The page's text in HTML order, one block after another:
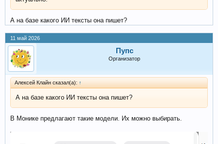
А на базе какого ИИ тексты она пишет?
11 май 2026
Пупс
Организатор
Алексей Клайн сказал(а): ↑
А на базе какого ИИ тексты она пишет?
В Монике предлагают такие модели. Их можно выбирать.